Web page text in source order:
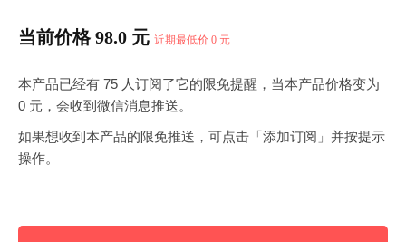
当前价格 98.0 元 近期最低价 0 元
本产品已经有 75 人订阅了它的限免提醒，当本产品价格变为
0 元，会收到微信消息推送。
如果想收到本产品的限免推送，可点击「添加订阅」并按提示
操作。